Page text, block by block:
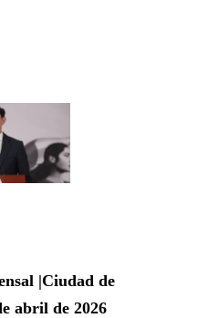
|Ciudad de
abril de 2026